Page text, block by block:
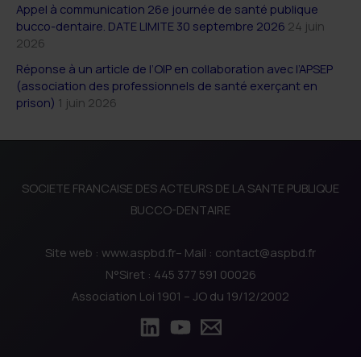
Appel à communication 26e journée de santé publique
bucco-dentaire. DATE LIMITE 30 septembre 2026 24 juin
2026
Réponse à un article de l’OIP en collaboration avec l’APSEP
(association des professionnels de santé exerçant en
prison) 1 juin 2026
SOCIETE FRANCAISE DES ACTEURS DE LA SANTE PUBLIQUE
BUCCO-DENTAIRE
Site web : www.aspbd.fr– Mail : contact@aspbd.fr
N°Siret : 445 377 591 00026
Association Loi 1901 – JO du 19/12/2002